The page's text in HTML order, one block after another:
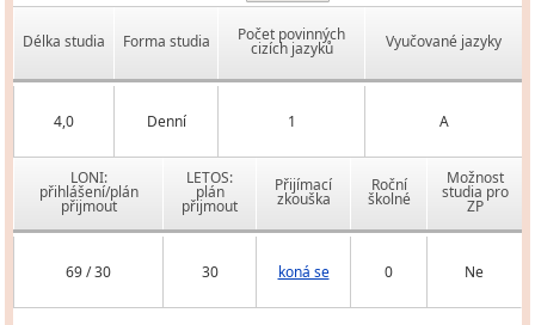
Délka studia Forma studia Počet povinných
cizích jazyků Vyučované jazyky
4,0 Denní 1 A
LONI:
přihlášení/plán
přijmout
LETOS:
plán
přijmout
Přijímací
zkouška
Roční
školné
Možnost
studia pro
ZP
69 / 30 30 koná se 0 Ne